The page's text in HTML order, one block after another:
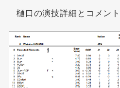
樋口の演技詳細とコメント